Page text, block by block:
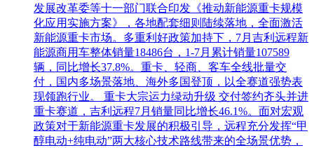
发展改革委等十一部门联合印发《推动新能源重卡规模
化应用实施方案》，各地配套细则陆续落地，全面激活
新能源重卡市场。多重利好政策加持下，7月吉利远程新
能源商用车整体销量18486台，1-7月累计销量107589
辆，同比增长37.8%。重卡、轻商、客车全线批量交
付，国内多场景落地、海外多国登顶，以全赛道强势表
现领跑行业。 重卡大宗运力绿动升级 交付签约齐头并进
重卡赛道，吉利远程7月销量同比增长46.1%。面对宏观
政策对于新能源重卡发展的积极引导，远程充分发挥“甲
醇电动+纯电动”两大核心技术路线带来的全场景优势，